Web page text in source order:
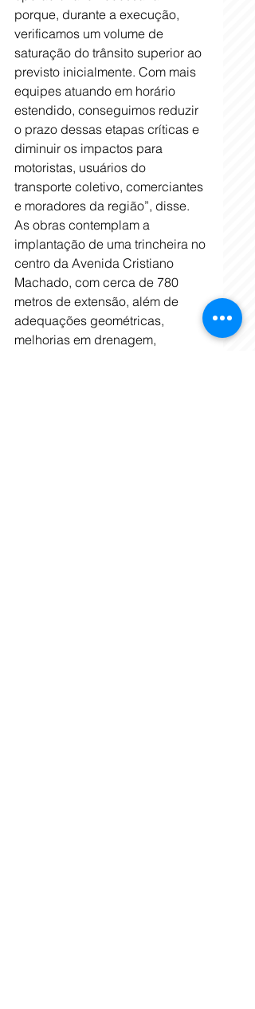
porque, durante a execução,
verificamos um volume de
saturação do trânsito superior ao
previsto inicialmente. Com mais
equipes atuando em horário
estendido, conseguimos reduzir
o prazo dessas etapas críticas e
diminuir os impactos para
motoristas, usuários do
transporte coletivo, comerciantes
e moradores da região”, disse.
As obras contemplam a
implantação de uma trincheira no
centro da Avenida Cristiano
Machado, com cerca de 780
metros de extensão, além de
adequações geométricas,
melhorias em drenagem,